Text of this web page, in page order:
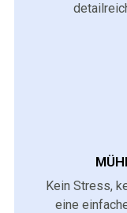
Kein Stress,
eine